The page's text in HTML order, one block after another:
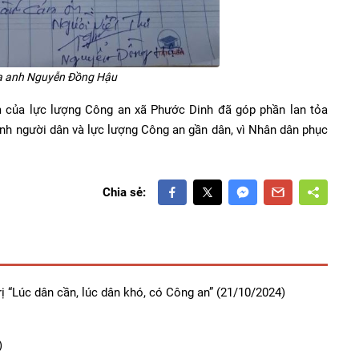
anh Nguyễn Đồng Hậu
lực lượng Công an xã Phước Dinh đã góp phần lan tỏa
người dân và lực lượng Công an gần dân, vì Nhân dân phục
Chia sẻ:
dân cần, lúc dân khó, có Công an” (21/10/2024)